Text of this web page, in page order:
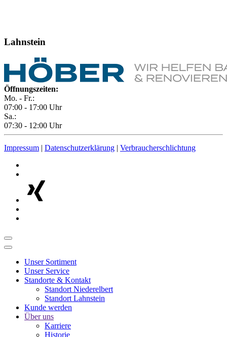
Lahnstein
Öffnungszeiten:
Mo. - Fr.:
07:00 - 17:00 Uhr
Sa.:
07:30 - 12:00 Uhr
Impressum | Datenschutzerklärung | Verbraucherschlichtung
Unser Sortiment
Unser Service
Standorte & Kontakt
Standort Niederelbert
Standort Lahnstein
Kunde werden
Über uns
Karriere
Historie